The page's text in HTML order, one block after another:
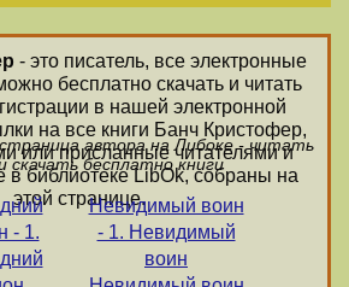
- это писатель, все электронные
бесплатно скачать и читать
в нашей электронной
на все книги Банч Кристофер,
или присланные читателями и
библиотеке LibOk, собраны на
этой странице.
автора на Либоке - читать
скачать бесплатно книги
- 1.
Невидимый воин
- 1. Невидимый
воин